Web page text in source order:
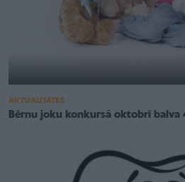
AKTUALITĀTES
Bērnu joku konkursā oktobrī balva